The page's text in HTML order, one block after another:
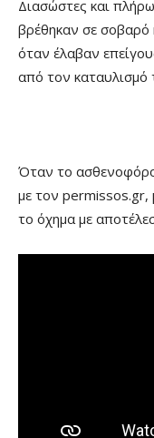
Διασώστες και
βρέθηκαν σε σοβαρό
όταν έλαβαν
από τον
Όταν το
με τον permissos.gr,
το όχημα με